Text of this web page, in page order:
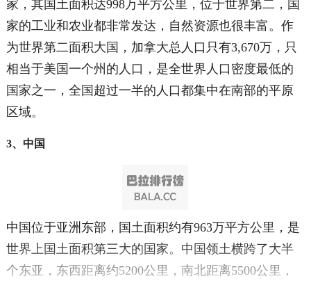
家，其国土面积达998万平方公里，位于世界第二，国
家的工业和农业都非常发达，自然资源也很丰富。作
为世界第二面积大国，加拿大总人口只有3,670万，只
相当于美国一个州的人口，是全世界人口密度最低的
国家之一，全国超过一半的人口都集中在南部的平原
区域。
3、中国
中国位于亚洲东部，国土面积约有963万平方公里，是
世界上国土面积第三大的国家。中国领土横跨了大半
个东亚，东西距离约5200公里，南北距离5500公里，